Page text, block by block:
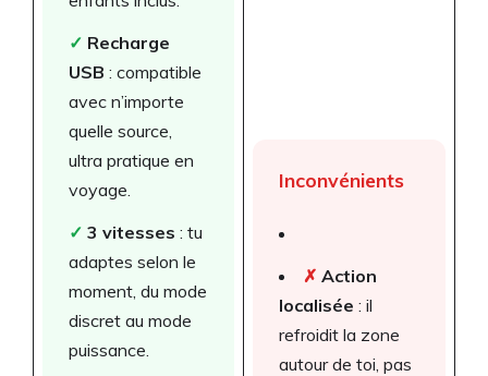
✓ Recharge
USB : compatible
avec n’importe
quelle source,
ultra pratique en
voyage.
✓ 3 vitesses : tu
adaptes selon le
moment, du mode
discret au mode
puissance.
Inconvénients
✗ Action
localisée : il
refroidit la zone
autour de toi, pas